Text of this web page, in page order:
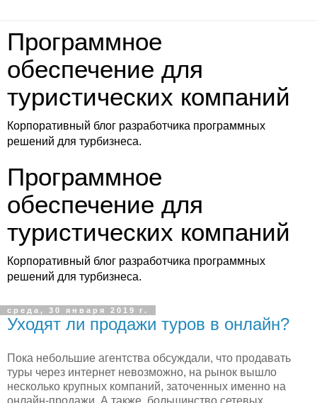
Программное
обеспечение для
туристических компаний
Корпоративный блог разработчика программных
решений для турбизнеса.
Программное
обеспечение для
туристических компаний
Корпоративный блог разработчика программных
решений для турбизнеса.
среда, 30 января 2019 г.
Уходят ли продажи туров в онлайн?
Пока небольшие агентства обсуждали, что продавать
туры через интернет невозможно, на рынок вышло
несколько крупных компаний, заточенных именно на
онлайн-продажи. А также, большинство сетевых